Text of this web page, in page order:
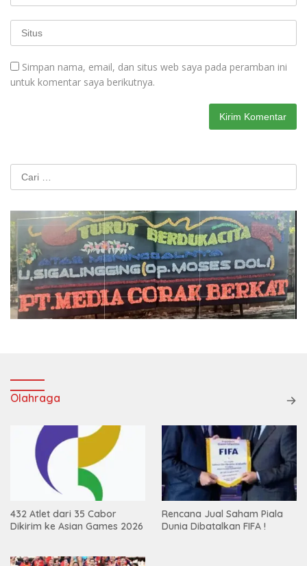
Simpan nama, email, dan situs web saya pada peramban ini
untuk komentar saya berikutnya.
Olahraga
432 Atlet dari 35 Cabor
Dikirim ke Asian Games 2026
Rencana Jual Saham Piala
Dunia Dibatalkan FIFA !